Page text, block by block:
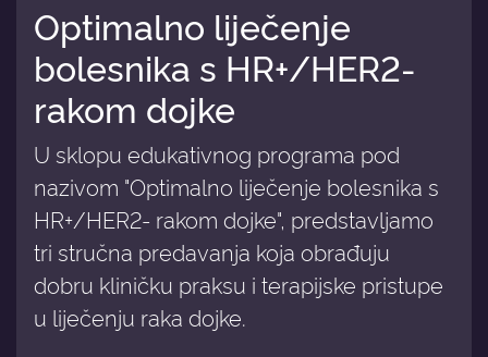
Optimalno liječenje
bolesnika s HR+/HER2-
rakom dojke
U sklopu edukativnog programa pod
nazivom "Optimalno liječenje bolesnika s
HR+/HER2- rakom dojke", predstavljamo
tri stručna predavanja koja obrađuju
dobru kliničku praksu i terapijske pristupe
u liječenju raka dojke.